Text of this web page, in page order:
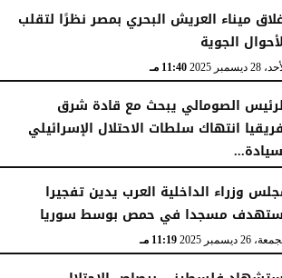
ميناء العريش البحري بمصر نظرًا لتقلب
الجوية
28 ديسمبر 2025 11:40 مـ
الصومالي يبحث مع قادة شرق
انتهاك سلطات الاحتلال الإسرائيلي
وزراء الداخلية العرب يدين تفجيرا
مسجدا في حمص بوسط سوريا
26 ديسمبر 2025 11:19 مـ